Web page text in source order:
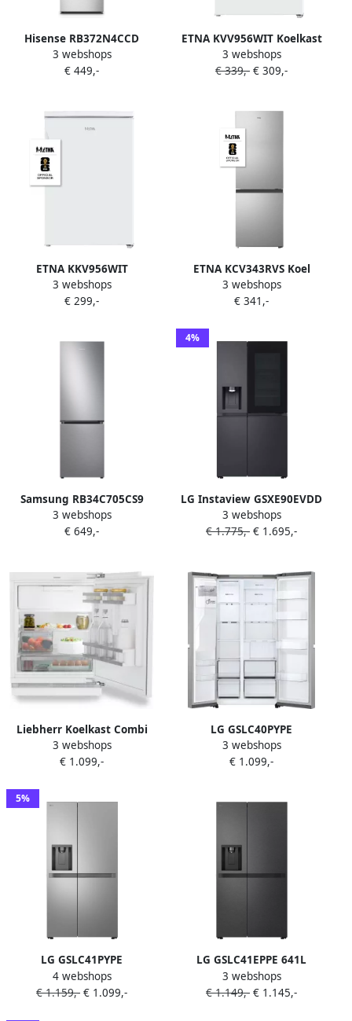
Hisense RB372N4CCD
Vrijstaande koel-
vriescombinatie 178 cm
Display SuperCool
FastFreeze Deuralarm
Interverter Compressor
3 webshops
€ 449,-
ETNA KVV956WIT Koelkast
met vriesvak 107 Liter 56
cm Energielabel C LED
Groentelade
3 webshops
€ 339,- € 309,-
ETNA KKV956WIT
Vrijstaande Koelkast 56 cm
133 Liter 3 Plateaus LED
draainrichting
3 webshops
€ 299,-
ETNA KCV343RVS Koel
vriescombinatie RVS
Heldere LED verlichting
Geluidsniveau 39 dB(A)
3 webshops
€ 341,-
Samsung RB34C705CS9
koel-vriescombinatie 185
cm No Frost Energielabel C
3 webshops
€ 649,-
4%
LG Instaview GSXE90EVDD
Amerikaans koelkast
vrijstaand zwart
3 webshops
€ 1.775,- € 1.695,-
Liebherr Koelkast Combi
URD 3601-20 | Koelkasten
met ecocheques |
3 webshops
€ 1.099,-
LG GSLC40PYPE
Amerikaanse koelkast 638L
met water- en ijsdispenser
Flow voor langdurige
icemaker stille en zuinige
Smart Inverter beoordeeld
met 9 7. Energieklasse E
3 webshops
€ 1.099,-
5%
LG GSLC41PYPE
Amerikaanse koelkast 641L
met water- en ijsdispenser
4 webshops
€ 1.159,- € 1.099,-
LG GSLC41EPPE 641L
Amerikaanse koelkast
Zwart ThinQ WIFI Uvnano
3 webshops
€ 1.149,- € 1.145,-